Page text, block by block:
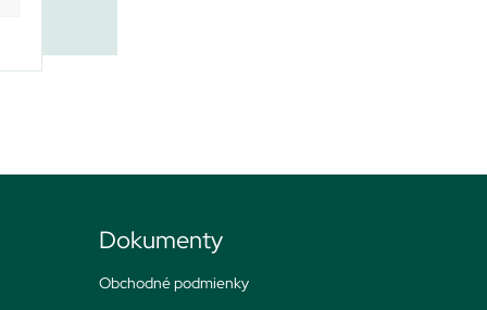
Dokumenty
Obchodné podmienky